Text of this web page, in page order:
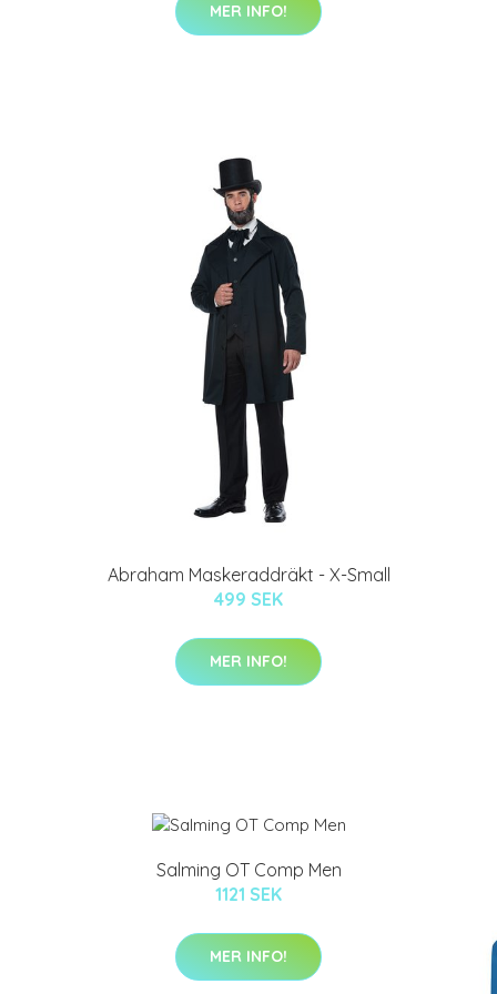
MER INFO!
Abraham Maskeraddräkt - X-Small
499 SEK
MER INFO!
Salming OT Comp Men
1121 SEK
MER INFO!